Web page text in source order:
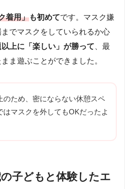
着用」も初めてです。マスク嫌
でマスクをしていられるか心
上に「楽しい」が勝って 、最
ま遊ぶことができました。
のため、密にならない休憩スペ
はマスクを外してもOKだったよ
子どもと体験したエ